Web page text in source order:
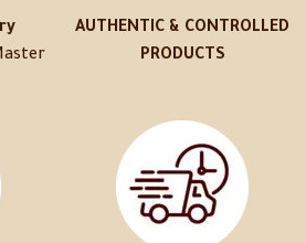
AUTHENTIC & CONTROLLED
PRODUCTS